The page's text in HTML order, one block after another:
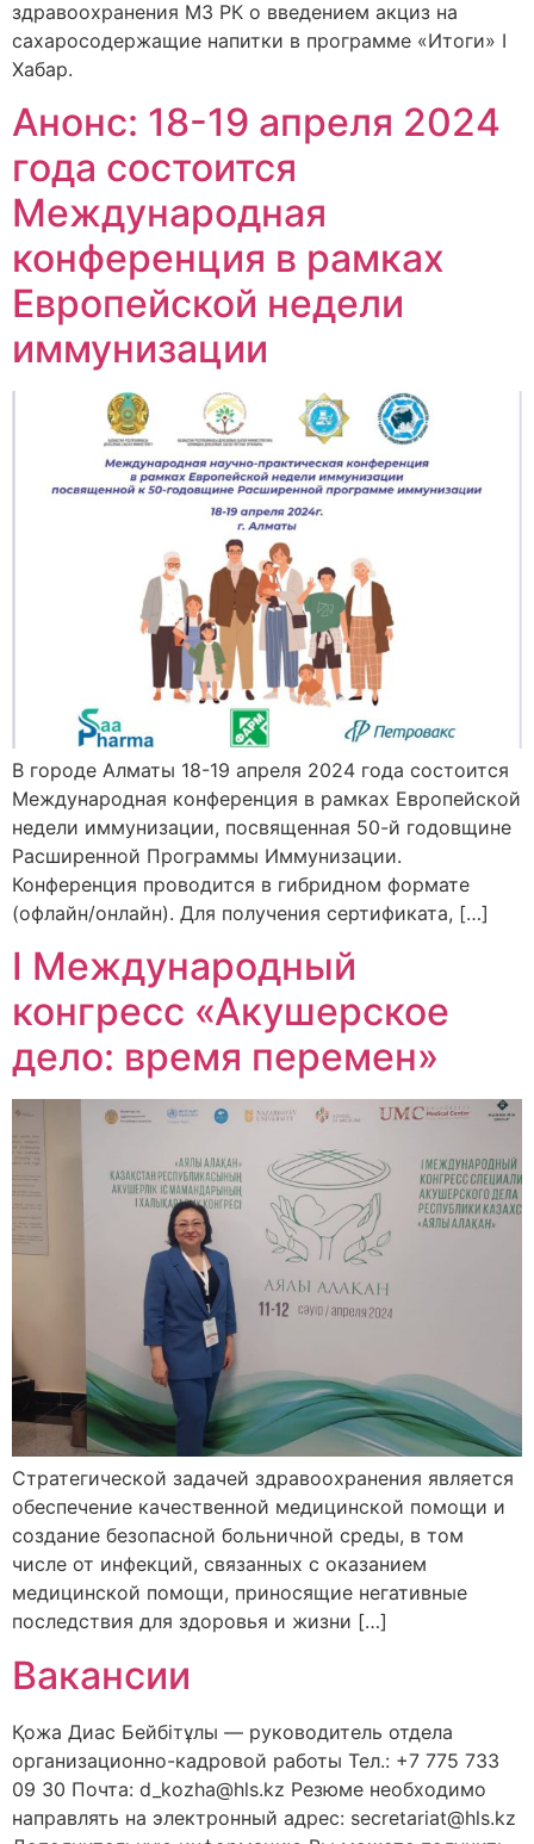
здравоохранения МЗ РК о введением акциз на
сахаросодержащие напитки в программе «Итоги» I
Хабар.
Анонс: 18-19 апреля 2024
года состоится
Международная
конференция в рамках
Европейской недели
иммунизации
В городе Алматы 18-19 апреля 2024 года состоится
Международная конференция в рамках Европейской
недели иммунизации, посвященная 50-й годовщине
Расширенной Программы Иммунизации.
Конференция проводится в гибридном формате
(офлайн/онлайн). Для получения сертификата, […]
І Международный
конгресс «Акушерское
дело: время перемен»
Стратегической задачей здравоохранения является
обеспечение качественной медицинской помощи и
создание безопасной больничной среды, в том
числе от инфекций, связанных с оказанием
медицинской помощи, приносящие негативные
последствия для здоровья и жизни […]
Вакансии
Қожа Диас Бейбітұлы — руководитель отдела
организационно-кадровой работы Тел.: +7 775 733
09 30 Почта: d_kozha@hls.kz Резюме необходимо
направлять на электронный адрес: secretariat@hls.kz